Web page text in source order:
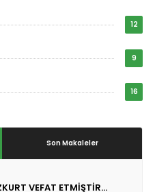
12
9
16
Son Makaleler
VEFAT ETMİŞTİR...